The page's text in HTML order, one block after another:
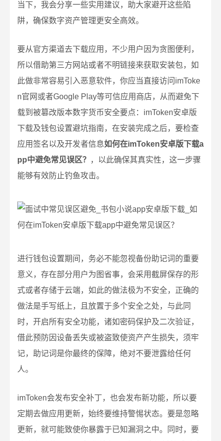
当下，我会分享一些实用建议，助大家避开这些陷
阱，确保数字资产管理更安全高效。
要从官方渠道去下载应用，不少用户因为贪图便利，
所以借助第三方网站或者不明链接来获取安装包，如
此做非常容易引入恶意软件，你应当直接访问imToke
n官网或者Google Play等可信应用商店，从而避免下
载到被篡改版本数字货币安全要点：imToken安卓版
下载及钱包设置避坑指南，在安装完成之后，要检查
应用签名以及开发者信息如何在imToken安卓版下载a
pp中避免常见误区？ ，以此确保其真实性，这一步骤
能够有效防止钓鱼攻击。
进行钱包设置期间，务必不能忽视备份助记词的重要
意义，存在部分用户为图省事，会采用截屏保存的形
式或者存储于云端，如此的做法极为不安全，正确的
做法是手写纸上，且放置于多个安全之处，与此同
时，开启所有安全功能，诸如密码保护及二次验证，
借此预防因设备丢失或被盗致使资产产生损失，须牢
记，助记词是你最终的保障，绝对不要泄露给任何
人。
imToken会发布安全补丁，也会发布新功能，所以要
定期去做应用更新，始终要维持警惕状态。要是忽略
更新，就可能致使你暴露于已知漏洞之中。同时，要